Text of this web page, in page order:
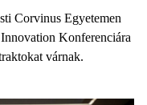
Corvinus Egyetemen
Konferenciára
várnak.